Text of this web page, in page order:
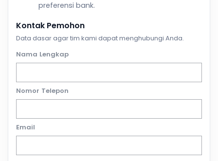
preferensi bank.
Kontak Pemohon
Data dasar agar tim kami dapat menghubungi Anda.
Nama Lengkap
Nomor Telepon
Email